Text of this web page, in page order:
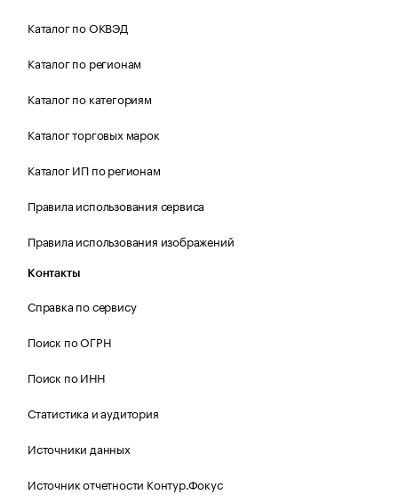
Каталог по ОКВЭД
Каталог по регионам
Каталог по категориям
Каталог торговых марок
Каталог ИП по регионам
Правила использования сервиса
Правила использования изображений
Контакты
Справка по сервису
Поиск по ОГРН
Поиск по ИНН
Статистика и аудитория
Источники данных
Источник отчетности Контур.Фокус